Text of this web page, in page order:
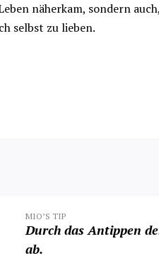
näherkam, sondern
selbst zu lieben.
MIO’S TIP
Durch das Antippen
ab.